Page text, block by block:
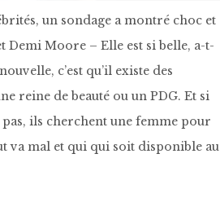
un sondage a montré choc et
Demi Moore – Elle est si belle, a-t-
c’est qu’il existe des
reine de beauté ou un PDG. Et si
ils cherchent une femme pour
va mal et qui qui soit disponible au